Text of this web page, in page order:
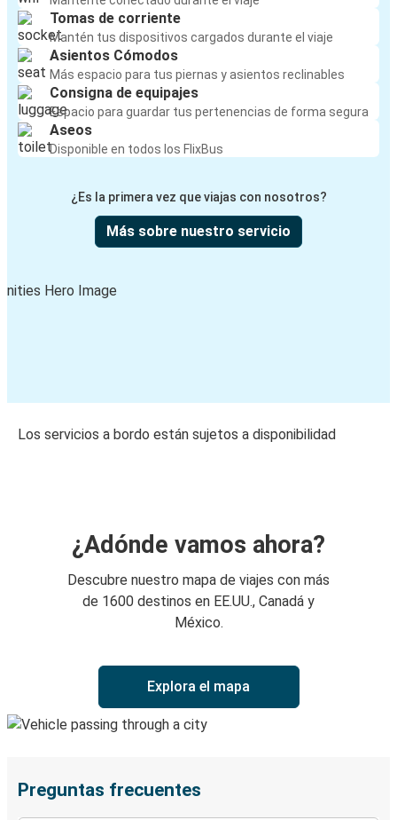
Tomas de corriente
Mantén tus dispositivos cargados durante el viaje
Asientos Cómodos
Más espacio para tus piernas y asientos reclinables
Consigna de equipajes
Espacio para guardar tus pertenencias de forma segura
Aseos
Disponible en todos los FlixBus
¿Es la primera vez que viajas con nosotros?
Más sobre nuestro servicio
Los servicios a bordo están sujetos a disponibilidad
¿Adónde vamos ahora?
Descubre nuestro mapa de viajes con más
de 1600 destinos en EE.UU., Canadá y
México.
Explora el mapa
Preguntas frecuentes